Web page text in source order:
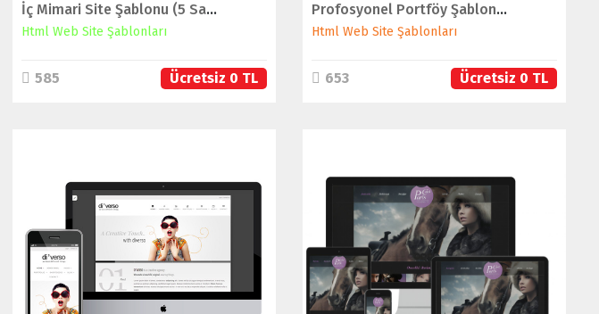
İç Mimari Site Şablonu (5 Sayfa)
Html Web Site Şablonları
585 Ücretsiz 0 TL
Profosyonel Portföy Şablonu (Tam Ekran Web Şablonu)
Html Web Site Şablonları
653 Ücretsiz 0 TL
İNCELE
SATIN AL
İNCELE
SATIN AL